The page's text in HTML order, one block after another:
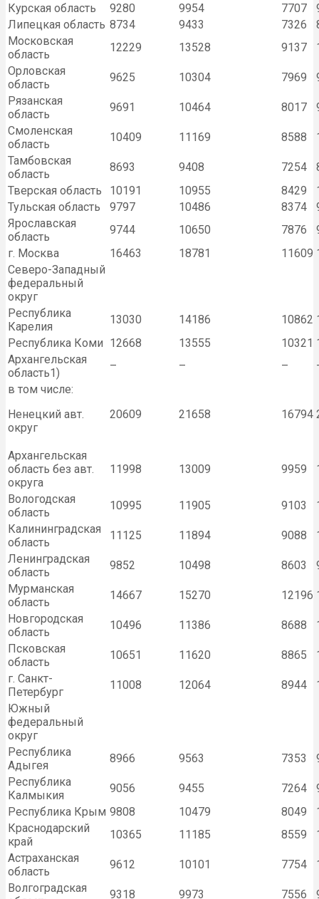
Курская область
9280 9954 7707
Липецкая область 8734 9433 7326
Московская
область
12229 13528 9137
Орловская
область
9625 10304 7969
Рязанская
область
9691 10464 8017
Смоленская
область
10409 11169 8588
Тамбовская
область
8693 9408 7254
Тверская область
10191 10955 8429
Тульская область
9797 10486 8374
Ярославская
область
9744 10650 7876
г. Москва
16463 18781 11609
Северо-Западный
федеральный
округ
Республика
Карелия
13030 14186 10862
Республика Коми 12668 13555 10321
Архангельская
область1)
– – –
в том числе:
Ненецкий авт.
округ
20609 21658 16794
Архангельская
область без авт.
округа
11998 13009 9959
Вологодская
область
10995 11905 9103
Калининградская
область
11125 11894 9088
Ленинградская
область
9852 10498 8603
Мурманская
область
14667 15270 12196
Новгородская
область
10496 11386 8688
Псковская
область
10651 11620 8865
г. Санкт-
Петербург
11008 12064 8944
Южный
федеральный
округ
Республика
Адыгея
8966 9563 7353
Республика
Калмыкия
9056 9455 7264
Республика Крым 9808 10479 8049
Краснодарский
край
10365 11185 8559
Астраханская
область
9612 10101 7754
Волгоградская
9318 9973 7556